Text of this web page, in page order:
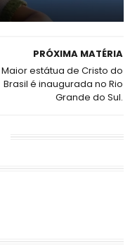
PRÓXIMA MATÉRIA
Maior estátua de Cristo do
Brasil é inaugurada no Rio
Grande do Sul.